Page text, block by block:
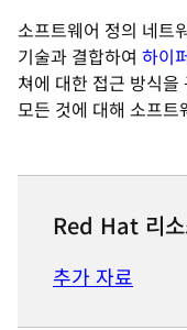
소프트웨어 정의 네트
기술과 결합하여 하이
쳐에 대한 접근 방식
모든 것에 대해 소프
Red Hat 리
추가 자료